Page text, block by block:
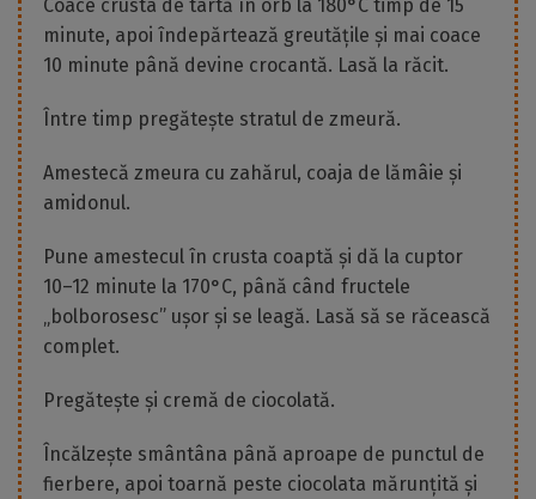
Coace crusta de tartă în orb la 180°C timp de 15
minute, apoi îndepărtează greutățile și mai coace
10 minute până devine crocantă. Lasă la răcit.
Între timp pregătește stratul de zmeură.
Amestecă zmeura cu zahărul, coaja de lămâie și
amidonul.
Pune amestecul în crusta coaptă și dă la cuptor
10–12 minute la 170°C, până când fructele
„bolborosesc” ușor și se leagă. Lasă să se răcească
complet.
Pregătește și cremă de ciocolată.
Încălzește smântâna până aproape de punctul de
fierbere, apoi toarnă peste ciocolata mărunțită și